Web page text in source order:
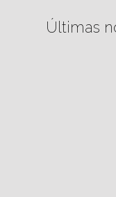
Últimas